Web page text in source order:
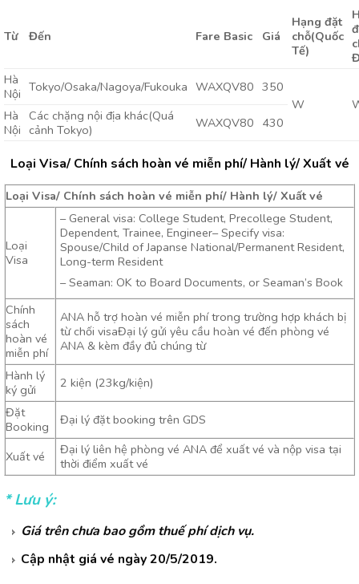
Từ Đến Fare Basic Giá
Hạng đặt
chỗ(Quốc
Tế)
Hà
Nội Tokyo/Osaka/Nagoya/Fukouka WAXQV80 350
W
Hà
Nội
Các chặng nội địa khác(Quá
cảnh Tokyo)
WAXQV80 430
Loại Visa/ Chính sách hoàn vé miễn phí/ Hành lý/ Xuất vé
Loại Visa/ Chính sách hoàn vé miễn phí/ Hành lý/ Xuất vé
Loại
Visa
– General visa: College Student, Precollege Student,
Dependent, Trainee, Engineer– Specify visa:
Spouse/Child of Japanse National/Permanent Resident,
Long-term Resident
– Seaman: OK to Board Documents, or Seaman’s Book
Chính
sách
hoàn vé
miễn phí
ANA hỗ trợ hoàn vé miễn phí trong trường hợp khách bị
từ chối visaĐại lý gửi yêu cầu hoàn vé đến phòng vé
ANA & kèm đầy đủ chúng từ
Hành lý
ký gửi
2 kiện (23kg/kiện)
Đặt
Booking
Đại lý đặt booking trên GDS
Xuất vé
Đại lý liên hệ phòng vé ANA để xuất vé và nộp visa tại
thời điểm xuất vé
* Lưu ý:
Giá trên chưa bao gồm thuế phí dịch vụ.
Cập nhật giá vé ngày 20/5/2019.